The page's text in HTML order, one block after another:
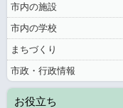
市内の施設
市内の学校
まちづくり
市政・行政情報
お役立ち